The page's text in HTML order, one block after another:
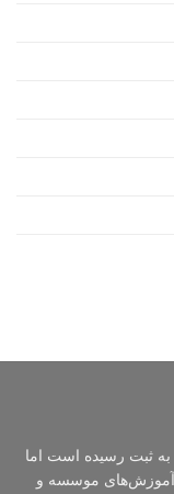
ثبت رسیده است اما
آموزش‌های موسسه و